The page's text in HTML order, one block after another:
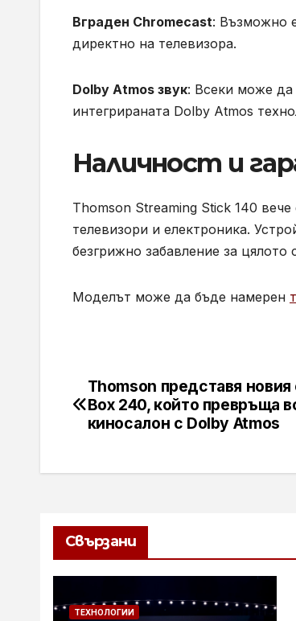
Вграден Chromecast: Възможно
директно на телевизора.
Dolby Atmos звук: Всеки може да
интегрираната Dolby Atmos
Наличност и
Thomson Streaming Stick 140
телевизори и електроника.
безгрижно забавление за
Моделът може да бъде намерен
Навигация
Thomson представя
Box 240, който превръща
киносалон с Dolby Atmos
Свързани
ТЕХНОЛОГИИ